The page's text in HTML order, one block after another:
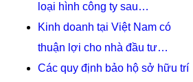
loại hình công ty sau…
Kinh doanh tại Việt Nam có
thuận lợi cho nhà đầu tư…
Các quy định bảo hộ sở hữu trí